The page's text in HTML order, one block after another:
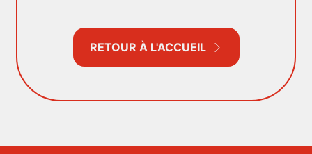
RETOUR À L'ACCUEIL